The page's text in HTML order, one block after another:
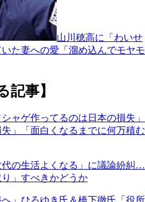
山川穂高に「わいせ
た妻への愛「溜め込んでモヤモ
記事】
ャゲ作ってるのは日本の損失」
」「面白くなるまでに何万積む
代の生活よくなる」に議論紛糾…
」すべきかどうか